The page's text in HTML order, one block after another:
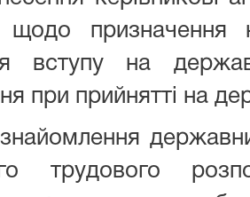
щодо призначення
вступу на
при прийнятті на
трудового